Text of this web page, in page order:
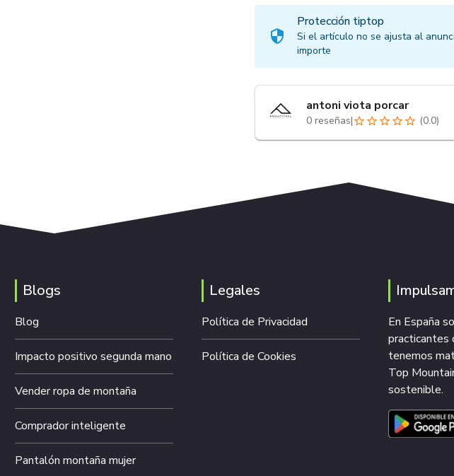
Protección tiptop
Si el artículo no se ajusta al
importe
antoni viota porcar
0reseñas| (0.0)
Blogs
Blog
Impacto positivo segunda mano
Vender ropa de montaña
Comprador inteligente
Pantalón montaña mujer
Legales
Política de Privacidad
Política de Cookies
En España
practicantes
tenemos
Top
sostenible.